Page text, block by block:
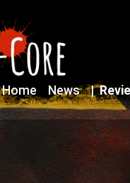
Home News |